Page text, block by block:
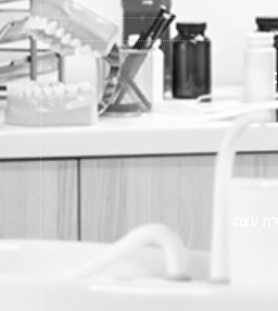
עצם​